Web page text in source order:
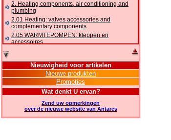
2. Heating components, air conditioning and
plumbing
2.01 Heating: valves accessories and
complementary components
2.05 WARMTEPOMPEN: kleppen en
accessoires
complementary components
2.16 Gas: components for pipes,
complementary and accessory
2.17 Gasoil: components for pipes,
2.18 Solar: pipes, valves, complementary and
accessory for solar systems
Nieuwigheid voor artikelen
Nieuwe produkten
Promoties
Wat denkt U ervan?
Zend uw opmerkingen
over de nieuwe website van Antares